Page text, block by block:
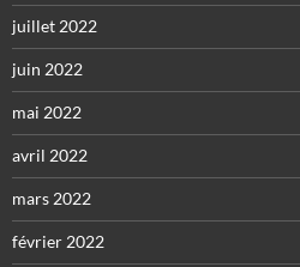
juillet 2022
juin 2022
mai 2022
avril 2022
mars 2022
février 2022